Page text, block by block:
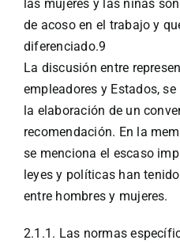
las mujeres y las niñas
de acoso en el trabajo y
diferenciado.9
La discusión entre
empleadores y Estados,
la elaboración de un
recomendación. En la
se menciona el escaso
leyes y políticas han
entre hombres y mujeres.
2.1.1. Las normas